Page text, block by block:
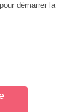
démarrer la